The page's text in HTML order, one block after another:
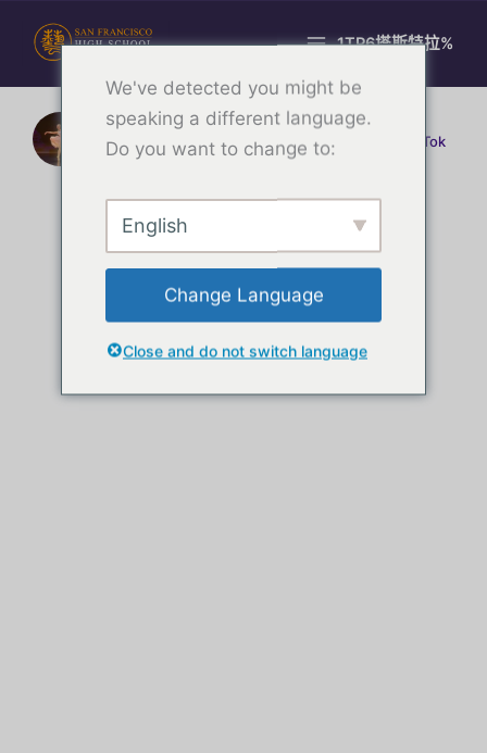
要
1TP6塔斯特拉%
hsarts_舞蹈
三藩市藝術高中的舞蹈學院。.@hsarts_dance 在 TikTok
和 Twitter 上！
We've detected you might be
speaking a different language.
Do you want to change to:
English
Change Language
Close and do not switch language